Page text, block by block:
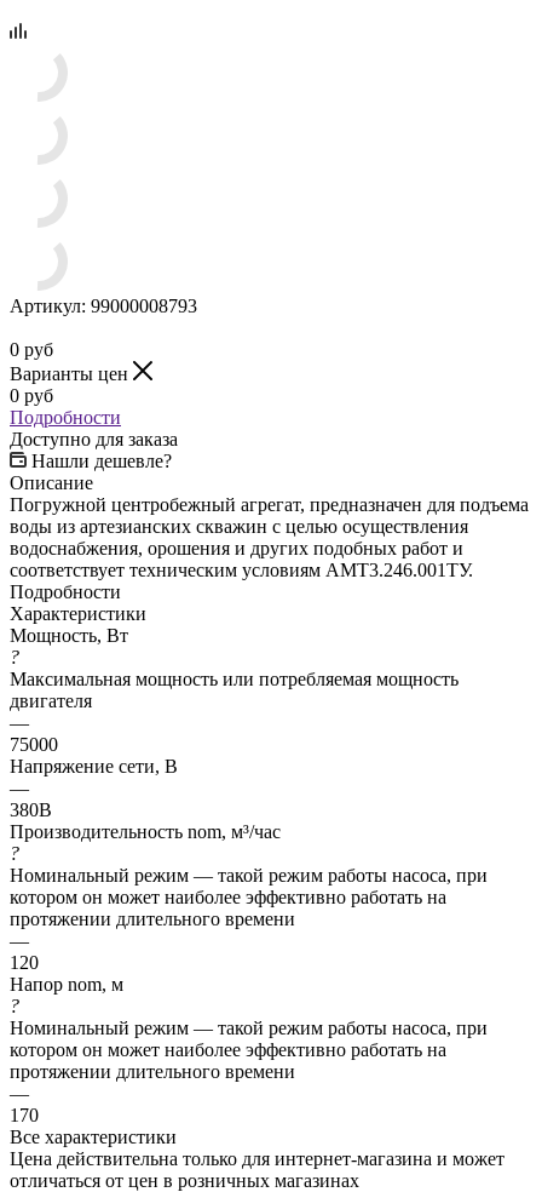
Артикул: 99000008793
0 руб
Варианты цен
0 руб
Подробности
Доступно для заказа
Нашли дешевле?
Описание
Погружной центробежный агрегат, предназначен для подъема
воды из артезианских скважин с целью осуществления
водоснабжения, орошения и других подобных работ и
соответствует техническим условиям АМТ3.246.001ТУ.
Подробности
Характеристики
Мощность, Вт
?
Максимальная мощность или потребляемая мощность
двигателя
—
75000
Напряжение сети, В
—
380В
Производительность nom, м³/час
?
Номинальный режим — такой режим работы насоса, при
котором он может наиболее эффективно работать на
протяжении длительного времени
—
120
Напор nom, м
?
Номинальный режим — такой режим работы насоса, при
котором он может наиболее эффективно работать на
протяжении длительного времени
—
170
Все характеристики
Цена действительна только для интернет-магазина и может
отличаться от цен в розничных магазинах